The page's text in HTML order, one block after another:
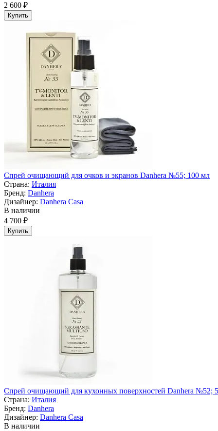
2 600 ₽
Купить
Спрей очищающий для очков и экранов Danhera №55; 100 мл
Страна: Италия
Бренд: Danhera
Дизайнер: Danhera Casa
В наличии
4 700 ₽
Купить
Спрей очищающий для кухонных поверхностей Danhera №52;
Страна: Италия
Бренд: Danhera
Дизайнер: Danhera Casa
В наличии